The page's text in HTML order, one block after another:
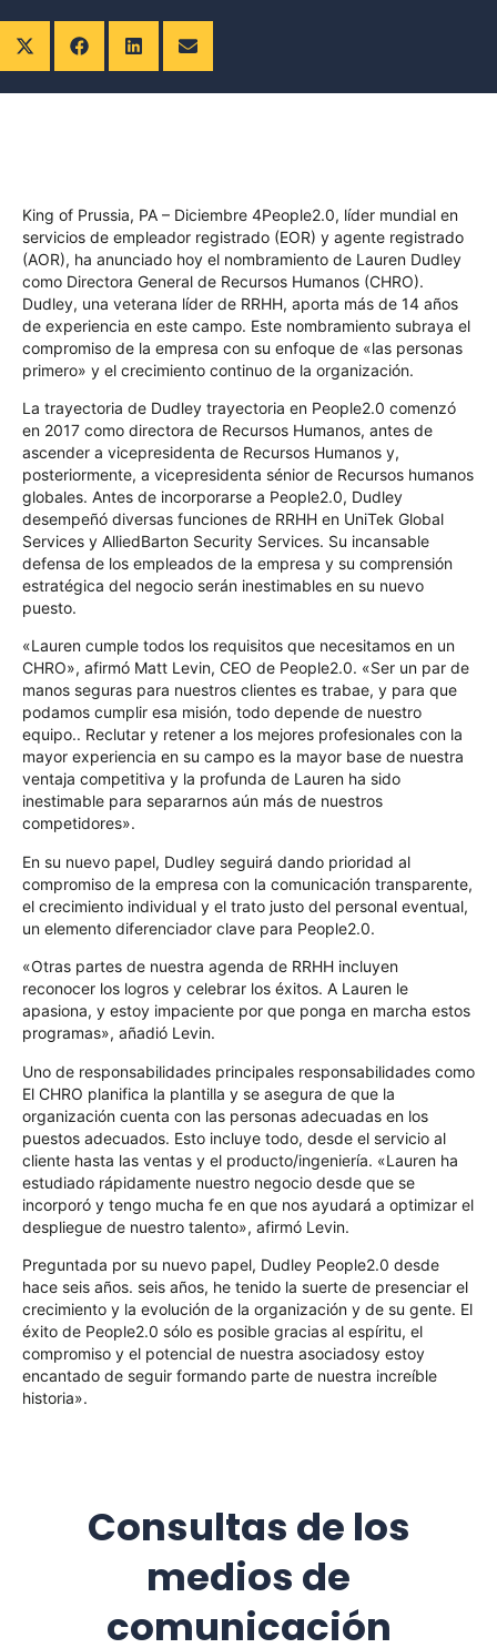
King of Prussia, PA – Diciembre 4People2.0, líder mundial en
servicios de empleador registrado (EOR) y agente registrado
(AOR), ha anunciado hoy el nombramiento de Lauren Dudley
como Directora General de Recursos Humanos (CHRO).
Dudley, una veterana líder de RRHH, aporta más de 14 años
de experiencia en este campo. Este nombramiento subraya el
compromiso de la empresa con su enfoque de «las personas
primero» y el crecimiento continuo de la organización.
La trayectoria de Dudley trayectoria en People2.0 comenzó
en 2017 como directora de Recursos Humanos, antes de
ascender a vicepresidenta de Recursos Humanos y,
posteriormente, a vicepresidenta sénior de Recursos humanos
globales. Antes de incorporarse a People2.0, Dudley
desempeñó diversas funciones de RRHH en UniTek Global
Services y AlliedBarton Security Services. Su incansable
defensa de los empleados de la empresa y su comprensión
estratégica del negocio serán inestimables en su nuevo
puesto.
«Lauren cumple todos los requisitos que necesitamos en un
CHRO», afirmó Matt Levin, CEO de People2.0. «Ser un par de
manos seguras para nuestros clientes es trabae, y para que
podamos cumplir esa misión, todo depende de nuestro
equipo.. Reclutar y retener a los mejores profesionales con la
mayor experiencia en su campo es la mayor base de nuestra
ventaja competitiva y la profunda de Lauren ha sido
inestimable para separarnos aún más de nuestros
competidores».
En su nuevo papel, Dudley seguirá dando prioridad al
compromiso de la empresa con la comunicación transparente,
el crecimiento individual y el trato justo del personal eventual,
un elemento diferenciador clave para People2.0.
«Otras partes de nuestra agenda de RRHH incluyen
reconocer los logros y celebrar los éxitos. A Lauren le
apasiona, y estoy impaciente por que ponga en marcha estos
programas», añadió Levin.
Uno de responsabilidades principales responsabilidades como
El CHRO planifica la plantilla y se asegura de que la
organización cuenta con las personas adecuadas en los
puestos adecuados. Esto incluye todo, desde el servicio al
cliente hasta las ventas y el producto/ingeniería. «Lauren ha
estudiado rápidamente nuestro negocio desde que se
incorporó y tengo mucha fe en que nos ayudará a optimizar el
despliegue de nuestro talento», afirmó Levin.
Preguntada por su nuevo papel, Dudley People2.0 desde
hace seis años. seis años, he tenido la suerte de presenciar el
crecimiento y la evolución de la organización y de su gente. El
éxito de People2.0 sólo es posible gracias al espíritu, el
compromiso y el potencial de nuestra asociadosy estoy
encantado de seguir formando parte de nuestra increíble
historia».
Consultas de los
medios de
comunicación